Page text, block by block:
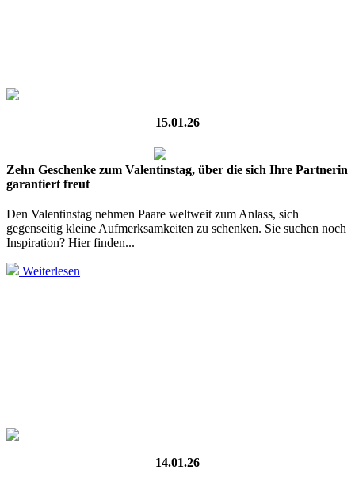
15.01.26
Zehn Geschenke zum Valentinstag, über die sich Ihre Partnerin
garantiert freut
Den Valentinstag nehmen Paare weltweit zum Anlass, sich
gegenseitig kleine Aufmerksamkeiten zu schenken. Sie suchen noch
Inspiration? Hier finden...
Weiterlesen
14.01.26